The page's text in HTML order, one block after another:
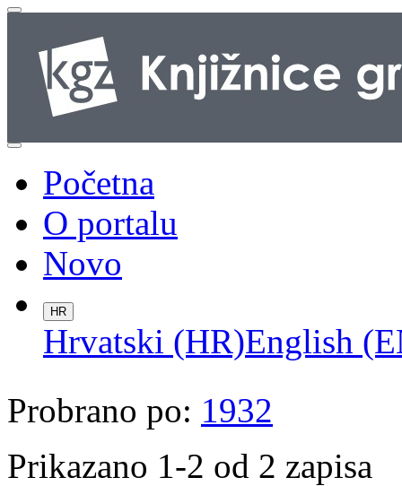
Početna
O portalu
Novo
HR
Hrvatski (HR)English
Probrano po: 1932
Prikazano 1-2 od 2 zapisa